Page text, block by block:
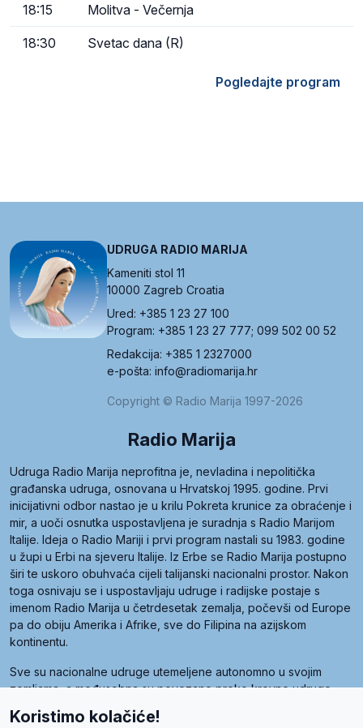
18:15 Molitva - Večernja
18:30 Svetac dana (R)
Pogledajte program
UDRUGA RADIO MARIJA
Kameniti stol 11
10000 Zagreb Croatia
Ured: +385 1 23 27 100
Program: +385 1 23 27 777; 099 502 00 52
Redakcija: +385 1 2327000
e-pošta: info@radiomarija.hr
Copyright © Radio Marija 1997-2026
Radio Marija
Udruga Radio Marija neprofitna je, nevladina i nepolitička
građanska udruga, osnovana u Hrvatskoj 1995. godine. Prvi
inicijativni odbor nastao je u krilu Pokreta krunice za obraćenje i
mir, a uoči osnutka uspostavljena je suradnja s Radio Marijom
Italije. Ideja o Radio Mariji i prvi program nastali su 1983. godine
u župi u Erbi na sjeveru Italije. Iz Erbe se Radio Marija postupno
širi te uskoro obuhvaća cijeli talijanski nacionalni prostor. Nakon
toga osnivaju se i uspostavljaju udruge i radijske postaje s
imenom Radio Marija u četrdesetak zemalja, počevši od Europe
pa do obiju Amerika i Afrike, sve do Filipina na azijskom
kontinentu.
Sve su nacionalne udruge utemeljene autonomno u svojim
zemljama, a međusobna su povezane preko krovne udruge
Radio Maria). Svjetsku obitelj utemeljilo je sedam članica, među
Koristimo kolačiće!